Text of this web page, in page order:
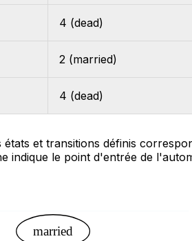
4 (dead)
2 (married)
4 (dead)
et transitions définis
indique le point d'entrée de